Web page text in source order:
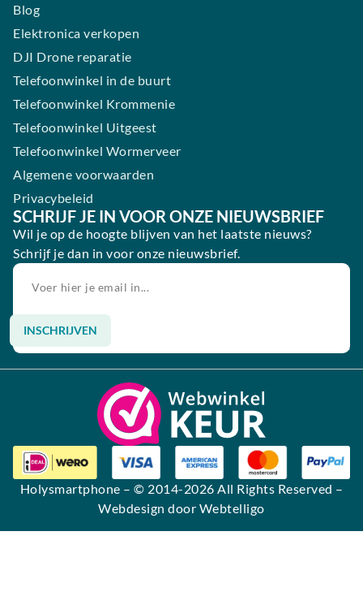
Blog
Elektronica verkopen
DJI Drone reparatie
Telefoonwinkel in de buurt
Telefoonwinkel Krommenie
Telefoonwinkel Uitgeest
Telefoonwinkel Wormerveer
Algemene voorwaarden
Privacybeleid
SCHRIJF JE IN VOOR ONZE NIEUWSBRIEF
Wil je op de hoogte blijven van het laatste nieuws?
Schrijf je dan in voor onze nieuwsbrief.
INSCHRIJVEN
Alternative:
Holysmartphone – © 2014-2026 All Rights Reserved –
Webdesign door Webtelligo